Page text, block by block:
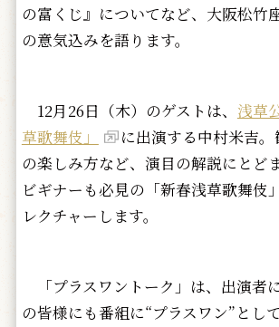
の富くじ』についてなど、大阪松竹
の意気込みを語ります。
12月26日（木）のゲストは、 浅草
草歌舞伎」
に出演する中村米吉
の楽しみ方など、演目の解説にとど
ビギナーも必見の「新春浅草歌舞伎
レクチャーします。
「プラスワントーク」は、出演者
の皆様にも番組に“プラスワン”とし